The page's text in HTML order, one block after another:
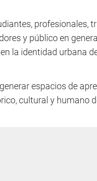
profesionales,
y público en
la identidad urbana
espacios de
cultural y humano